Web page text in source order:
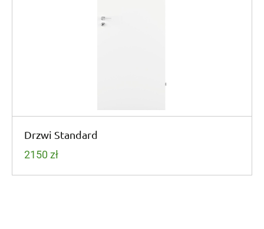
Drzwi Standard
2150 zł